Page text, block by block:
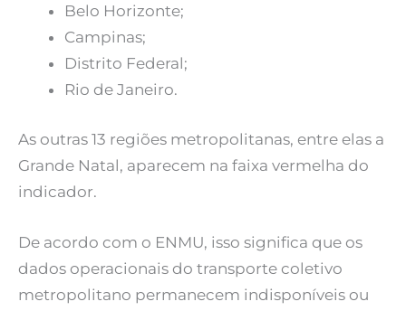
Belo Horizonte;
Campinas;
Distrito Federal;
Rio de Janeiro.
As outras 13 regiões metropolitanas, entre elas a
Grande Natal, aparecem na faixa vermelha do
indicador.
De acordo com o ENMU, isso significa que os
dados operacionais do transporte coletivo
metropolitano permanecem indisponíveis ou